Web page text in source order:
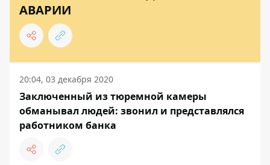
АВАРИИ
20:04, 03 декабря 2020
Заключенный из тюремной камеры
обманывал людей: звонил и представлялся
работником банка